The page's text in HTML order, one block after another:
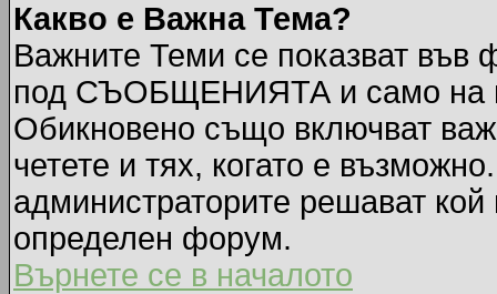
Какво е Важна Тема?
Важните Теми се показват във
под СЪОБЩЕНИЯТА и само на
Обикновено също включват
четете и тях, когато е
администраторите решават
определен форум.
Върнете се в началото